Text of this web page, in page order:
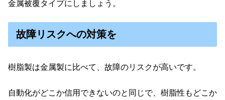
金属被覆タイプにしましょう。
故障リスクへの対策を
樹脂製は金属製に比べて、故障のリスクが高いです。
自動化がどこか信用できないのと同じで、樹脂性もどこか